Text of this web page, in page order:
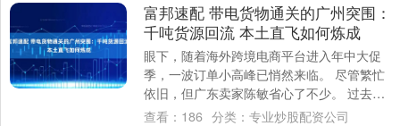
富邦速配 带电货物通关的广州突围：
千吨货源回流 本土直飞如何炼成
眼下，随着海外跨境电商平台进入年中大促
季，一波订单小高峰已悄然来临。 尽管繁忙
依旧，但广东卖家陈敏省心了不少。 过去，
陈敏常常为跨境物流的效率感到烦恼。他主
查看： 186 分类： 专业炒股配资公司